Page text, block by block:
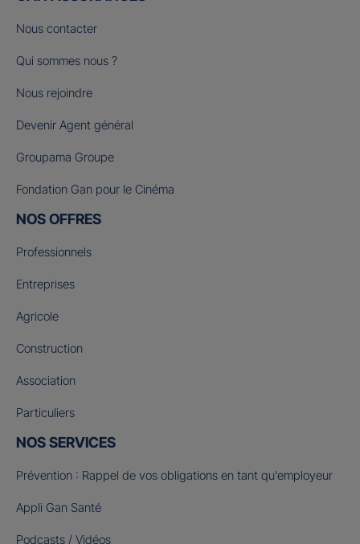
Nous contacter
Qui sommes nous ?
Nous rejoindre
Devenir Agent général
Groupama Groupe
Fondation Gan pour le Cinéma
NOS OFFRES
Professionnels
Entreprises
Agricole
Construction
Association
Particuliers
NOS SERVICES
Prévention : Rappel de vos obligations en tant qu’employeur
Appli Gan Santé
Podcasts / Vidéos